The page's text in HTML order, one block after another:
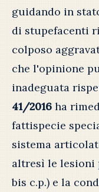
guidando in
di stupefacenti
colposo
che l'opinione
inadeguata
41/2016 ha
fattispecie
sistema
altresì le lesioni
bis c.p.) e la